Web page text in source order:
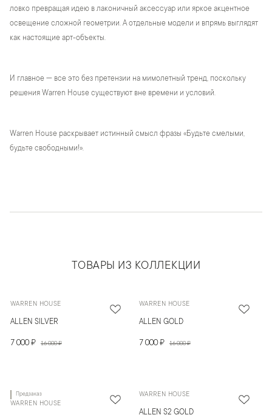
ловко превращая идею в лаконичный аксессуар или яркое акцентное
освещение сложной геометрии. А отдельные модели и впрямь выглядят
как настоящие арт-объекты.
И главное — все это без претензии на мимолетный тренд, поскольку
решения Warren House существуют вне времени и условий.
Warren House раскрывает истинный смысл фразы «Будьте смелыми,
будьте свободными!».
ТОВАРЫ ИЗ КОЛЛЕКЦИИ
WARREN HOUSE
ALLEN SILVER
7 000 ₽ 16 000 ₽
WARREN HOUSE
ALLEN GOLD
7 000 ₽ 16 000 ₽
Предзаказ
WARREN HOUSE
WARREN HOUSE
ALLEN S2 GOLD